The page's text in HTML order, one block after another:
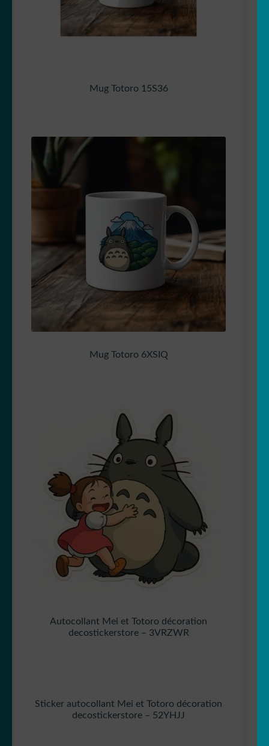
Mug Totoro 15S36
Mug Totoro 6XSIQ
Autocollant Mei et Totoro décoration
decostickerstore – 3VRZWR
Sticker autocollant Mei et Totoro décoration
decostickerstore – 52YHJJ